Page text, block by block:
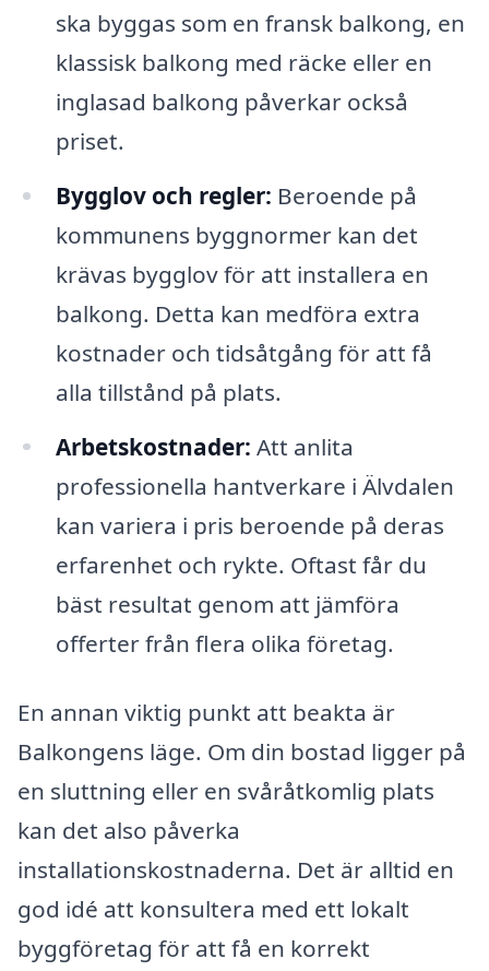
ska byggas som en fransk balkong, en
klassisk balkong med räcke eller en
inglasad balkong påverkar också
priset.
Bygglov och regler: Beroende på
kommunens byggnormer kan det
krävas bygglov för att installera en
balkong. Detta kan medföra extra
kostnader och tidsåtgång för att få
alla tillstånd på plats.
Arbetskostnader: Att anlita
professionella hantverkare i Älvdalen
kan variera i pris beroende på deras
erfarenhet och rykte. Oftast får du
bäst resultat genom att jämföra
offerter från flera olika företag.
En annan viktig punkt att beakta är
Balkongens läge. Om din bostad ligger på
en sluttning eller en svåråtkomlig plats
kan det also påverka
installationskostnaderna. Det är alltid en
god idé att konsultera med ett lokalt
byggföretag för att få en korrekt